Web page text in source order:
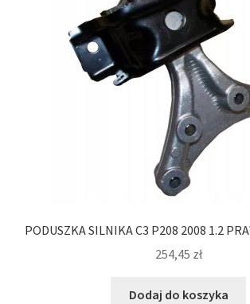
PODUSZKA SILNIKA C3 P208 2008 1.2
254,45 zł
Dodaj do koszyka